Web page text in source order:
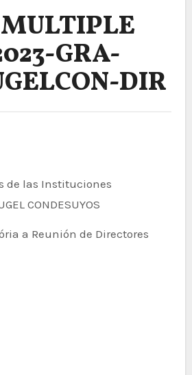
GRA-
DIR
CONDESUYOS
a Reunión de Directores